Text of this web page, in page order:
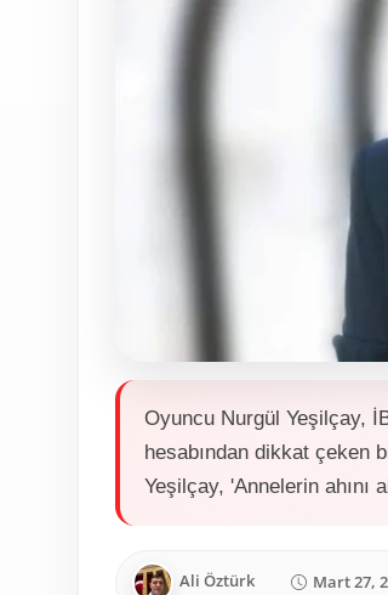
Oyuncu Nurgül Yeşilçay,
hesabından dikkat çeken
Yeşilçay, 'Annelerin ahını
Ali Öztürk Mart 27,